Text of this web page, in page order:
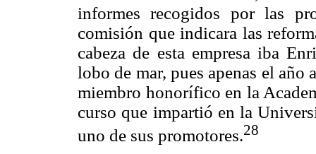
informes recogidos por las
comisión que indicara las
cabeza de esta empresa iba
lobo de mar, pues apenas el
miembro honorífico en la
curso que impartió en la
uno de sus promotores.28